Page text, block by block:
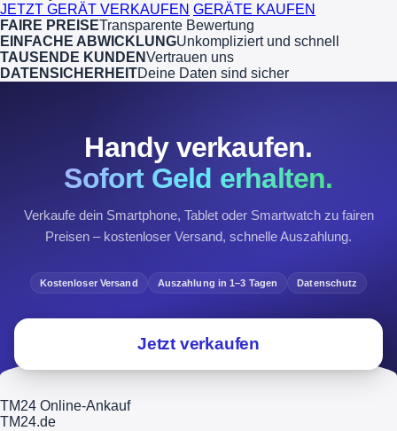
JETZT GERÄT VERKAUFEN GERÄTE KAUFEN
FAIRE PREISETransparente Bewertung
EINFACHE ABWICKLUNGUnkompliziert und schnell
TAUSENDE KUNDENVertrauen uns
DATENSICHERHEITDeine Daten sind sicher
Handy verkaufen.
Sofort Geld erhalten.
Verkaufe dein Smartphone, Tablet oder Smartwatch zu fairen
Preisen – kostenloser Versand, schnelle Auszahlung.
Kostenloser Versand Auszahlung in 1–3 Tagen Datenschutz
Jetzt verkaufen
TM24 Online-Ankauf
TM24.de